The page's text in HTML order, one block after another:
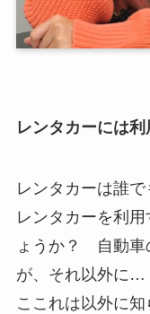
レンタカーには
レンタカーは誰
レンタカーを利
ょうか？ 自動車
が、それ以外に…
ここれは以外に